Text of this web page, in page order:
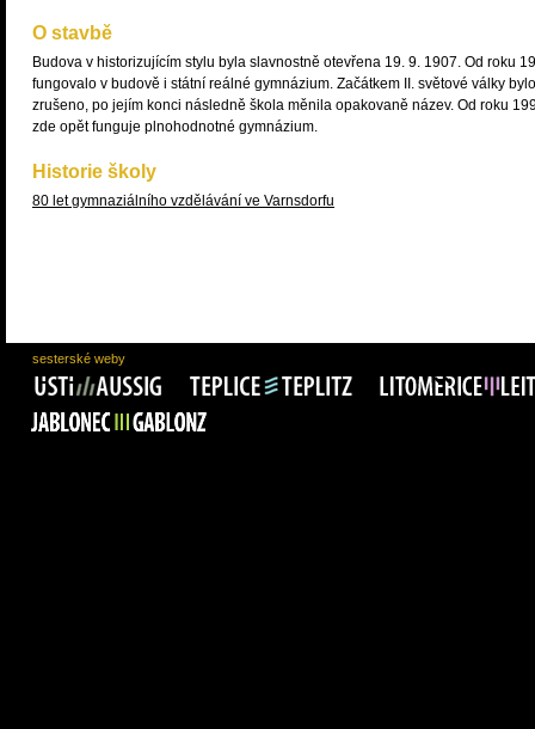
O stavbě
Budova v historizujícím stylu byla slavnostně otevřena 19. 9. 1907. Od roku
fungovalo v budově i státní reálné gymnázium. Začátkem II. světové války
zrušeno, po jejím konci následně škola měnila opakovaně název. Od roku
zde opět funguje plnohodnotné gymnázium.
Historie školy
80 let gymnaziálního vzdělávání ve Varnsdorfu
sesterské weby